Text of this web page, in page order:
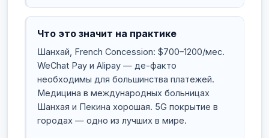
Что это значит на практике
Шанхай, French Concession: $700–1200/мес.
WeChat Pay и Alipay — де-факто
необходимы для большинства платежей.
Медицина в международных больницах
Шанхая и Пекина хорошая. 5G покрытие в
городах — одно из лучших в мире.